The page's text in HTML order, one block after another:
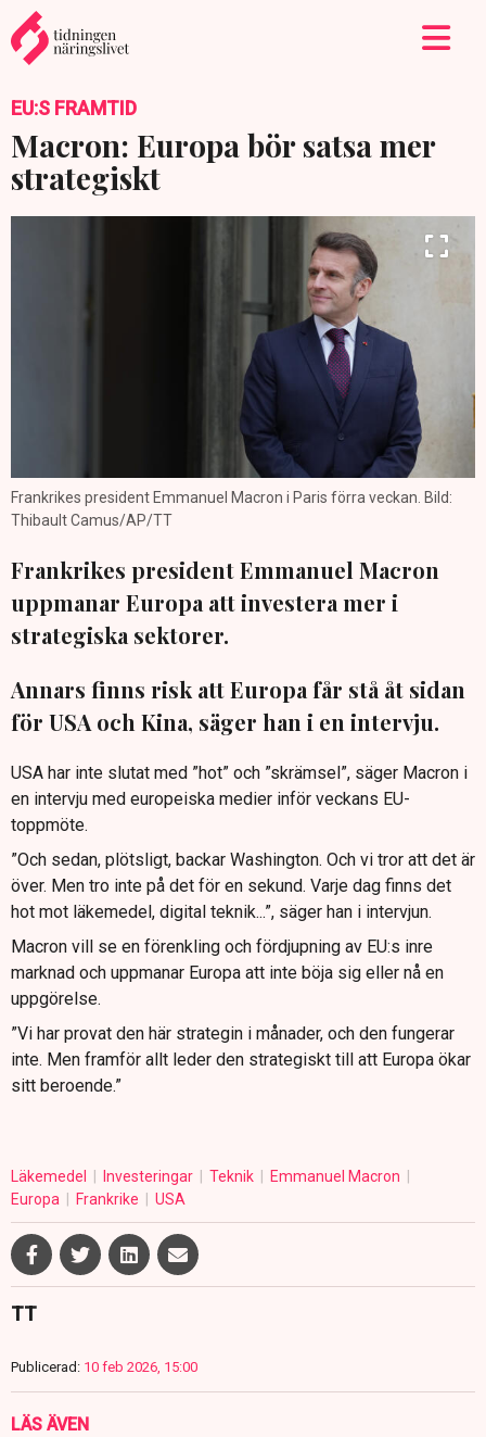
EU:S FRAMTID
Macron: Europa bör satsa mer
strategiskt
Frankrikes president Emmanuel Macron i Paris förra veckan. Bild:
Thibault Camus/AP/TT
Frankrikes president Emmanuel Macron
uppmanar Europa att investera mer i
strategiska sektorer.
Annars finns risk att Europa får stå åt sidan
för USA och Kina, säger han i en intervju.
USA har inte slutat med ”hot” och ”skrämsel”, säger Macron i
en intervju med europeiska medier inför veckans EU-
toppmöte.
”Och sedan, plötsligt, backar Washington. Och vi tror att det är
över. Men tro inte på det för en sekund. Varje dag finns det
hot mot läkemedel, digital teknik...”, säger han i intervjun.
Macron vill se en förenkling och fördjupning av EU:s inre
marknad och uppmanar Europa att inte böja sig eller nå en
uppgörelse.
”Vi har provat den här strategin i månader, och den fungerar
inte. Men framför allt leder den strategiskt till att Europa ökar
sitt beroende.”
Läkemedel Investeringar Teknik
Emmanuel Macron
Europa
Frankrike USA
TT
Publicerad: 10 feb 2026, 15:00
LÄS ÄVEN